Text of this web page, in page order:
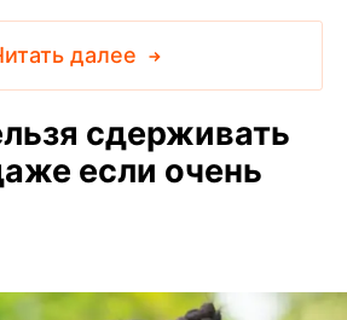
далее
сдерживать
если очень